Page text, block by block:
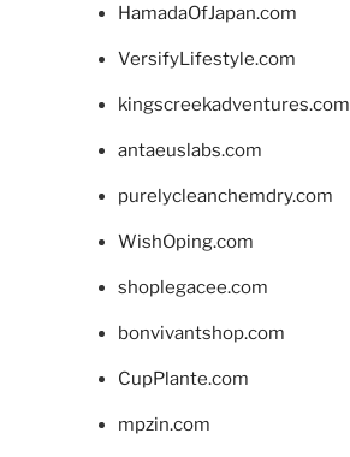
HamadaOfJapan.com
VersifyLifestyle.com
kingscreekadventures.com
antaeuslabs.com
purelycleanchemdry.com
WishOping.com
shoplegacee.com
bonvivantshop.com
CupPlante.com
mpzin.com